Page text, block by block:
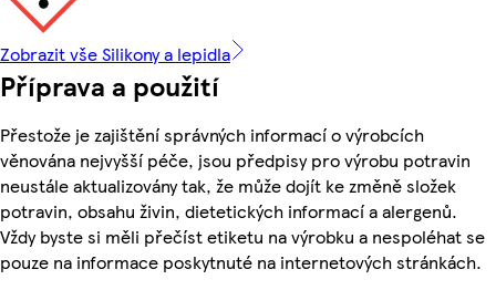
Zobrazit vše Silikony a lepidla
Příprava a použití
Přestože je zajištění správných informací o výrobcích
věnována nejvyšší péče, jsou předpisy pro výrobu potravin
neustále aktualizovány tak, že může dojít ke změně složek
potravin, obsahu živin, dietetických informací a alergenů.
Vždy byste si měli přečíst etiketu na výrobku a nespoléhat se
pouze na informace poskytnuté na internetových stránkách.